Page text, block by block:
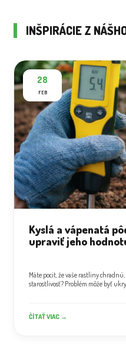
INŠPIRÁCIE Z
28
FEB
Kyslá a vápenatá
upraviť jeho
Máte pocit, že vaše rastliny
starostlivosť? Problém môže byť
ČÍTAŤ VIAC →